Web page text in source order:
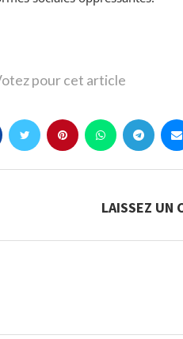
pour cet article
LAISSEZ UN